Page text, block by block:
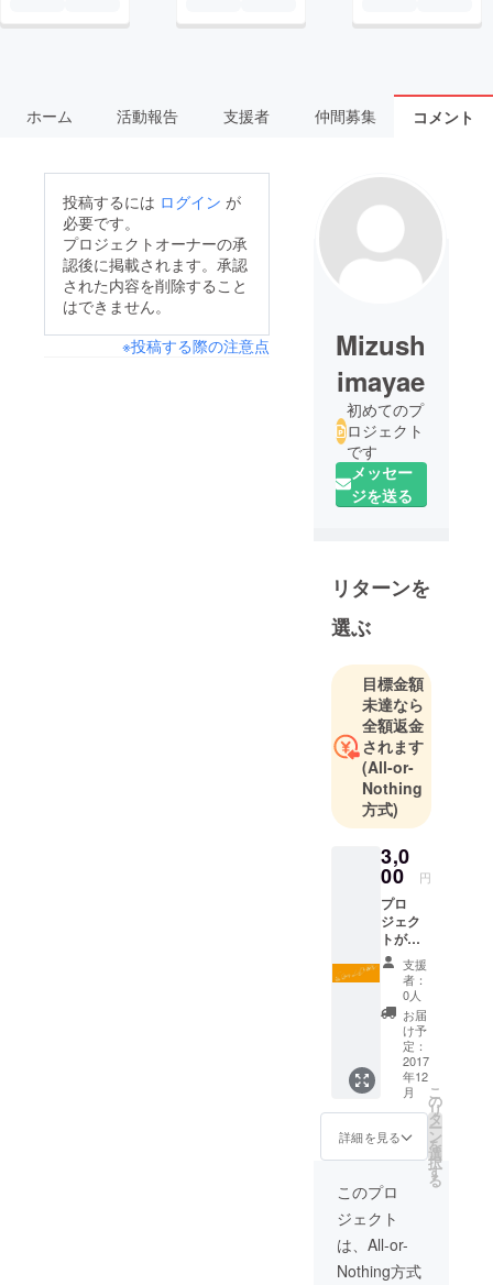
ホーム 活動報告 支援者 仲間募集 コメント
投稿するには ログイン が
必要です。
プロジェクトオーナーの承
認後に掲載されます。承認
された内容を削除すること
はできません。
※投稿する際の注意点
Mizush
imayae
初めてのプ
ロジェクト
です
メッセー
ジを送る
リターンを
選ぶ
目標金額
未達なら
全額返金
されます
(All-or-
Nothing
方式)
3,0
00 円
プロ
ジェク
トが達
成した
ら、 ご
本人の
ネーム
入り手
描き友
禅染オ
リジナ
ル手ぬ
ぐいプ
レゼン
ト。
（3,000
円相
当） プ
ロジェ
クトが
達成し
なくて
支援
者：
0人
お届
け予
定：
2017
年12
月
詳細を見る
こ
の
リ
タ
ー
ン
を
選
択
す
る
このプロ
ジェクト
は、All-or-
Nothing方式